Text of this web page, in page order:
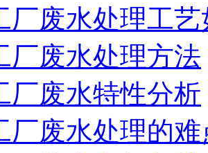
厂废水处理工
厂废水处理方法
厂废水特性分析
厂废水处理的